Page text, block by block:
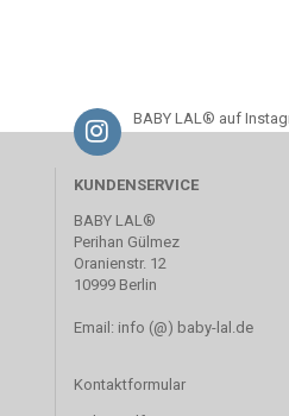
BABY LAL® auf
KUNDENSERVICE
BABY LAL®
Perihan Gülmez
Oranienstr. 12
10999 Berlin
Email: info (@) baby-lal.de
Kontaktformular